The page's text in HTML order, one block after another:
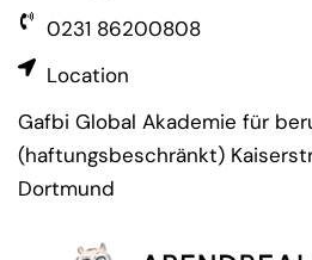
0231 86200808
Location
Gafbi Global Akademie für
(haftungsbeschränkt)
Dortmund